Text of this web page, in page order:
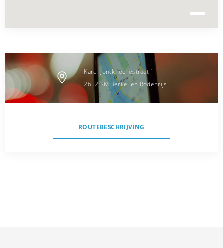
Karel Jonckheerestraat 1
2652 KM Berkel en Rodenrijs
ROUTEBESCHRIJVING